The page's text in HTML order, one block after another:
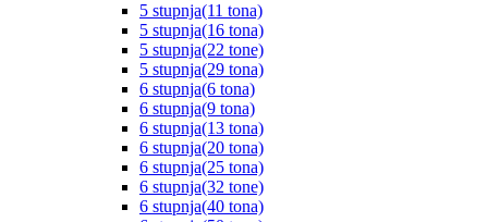
5 stupnja(11 tona)
5 stupnja(16 tona)
5 stupnja(22 tone)
5 stupnja(29 tona)
6 stupnja(6 tona)
6 stupnja(9 tona)
6 stupnja(13 tona)
6 stupnja(20 tona)
6 stupnja(25 tona)
6 stupnja(32 tone)
6 stupnja(40 tona)